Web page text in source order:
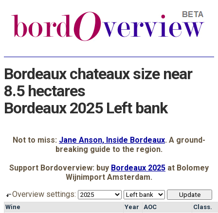
Bordeaux chateaux size near
8.5 hectares
Bordeaux 2025 Left bank
Not to miss: Jane Anson, Inside Bordeaux. A ground-
breaking guide to the region.
Support Bordoverview: buy Bordeaux 2025 at Bolomey
Wijnimport Amsterdam.
Overview settings:
Wine Year AOC
Class.